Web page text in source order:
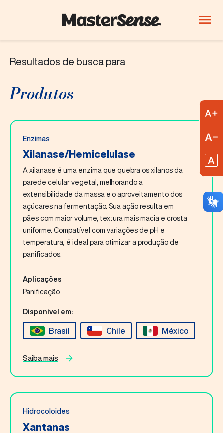
Quem Somos
Blog
ThinkLab
Fale Conosco
PRODUTOS
Bebidas
Confeitaria e
chocolates
Lácteos
Resultados de busca para
Produtos
Enzimas
Xilanase/Hemicelulase
A xilanase é uma enzima que quebra os xilanos da
parede celular vegetal, melhorando a
extensibilidade da massa e o aproveitamento dos
açúcares na fermentação. Sua ação resulta em
pães com maior volume, textura mais macia e crosta
uniforme. Compatível com variações de pH e
temperatura, é ideal para otimizar a produção de
panificados.
Aplicações
Panificação
Disponível em:
Brasil Chile México
Saiba mais
Hidrocoloides
Xantanas